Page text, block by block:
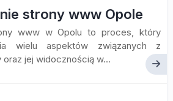
strony www Opole
www w Opolu to proces, który
wielu aspektów związanych z
jej widocznością w...